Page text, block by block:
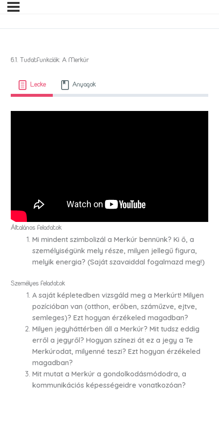
6.1. Tudatfunkciók: A Merkúr
Lecke Anyagok
Általános feladatok
Mi mindent szimbolizál a Merkúr bennünk? Ki ő, a
személyiségünk mely része, milyen jellegű figura,
melyik energia? (Saját szavaiddal fogalmazd meg!)
Személyes feladatok
A saját képletedben vizsgáld meg a Merkúrt! Milyen
pozícióban van (otthon, erőben, száműzve, ejtve,
semleges)? Ezt hogyan érzékeled magadban?
Milyen jegyháttérben áll a Merkúr? Mit tudsz eddig
erről a jegyről? Hogyan színezi át ez a jegy a Te
Merkúrodat, milyenné teszi? Ezt hogyan érzékeled
magadban?
Mit mutat a Merkúr a gondolkodásmódodra, a
kommunikációs képességeidre vonatkozóan?